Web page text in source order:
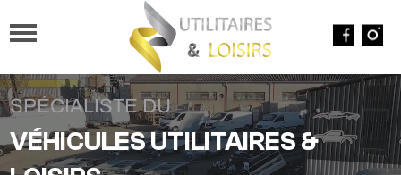
SPÉCIALISTE DU
VÉHICULES UTILITAIRES &